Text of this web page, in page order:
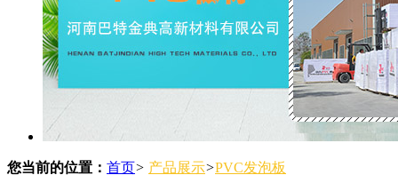
您当前的位置： 首页> 产品展示>PVC发泡板